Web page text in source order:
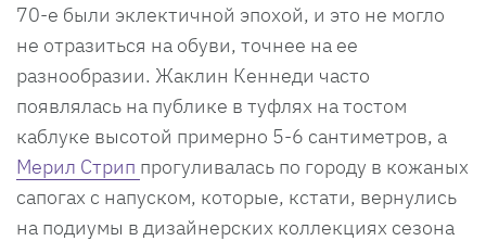
70-е были эклектичной эпохой, и это не могло
не отразиться на обуви, точнее на ее
разнообразии. Жаклин Кеннеди часто
появлялась на публике в туфлях на тостом
каблуке высотой примерно 5-6 сантиметров, а
Мерил Стрип прогуливалась по городу в кожаных
сапогах с напуском, которые, кстати, вернулись
на подиумы в дизайнерских коллекциях сезона